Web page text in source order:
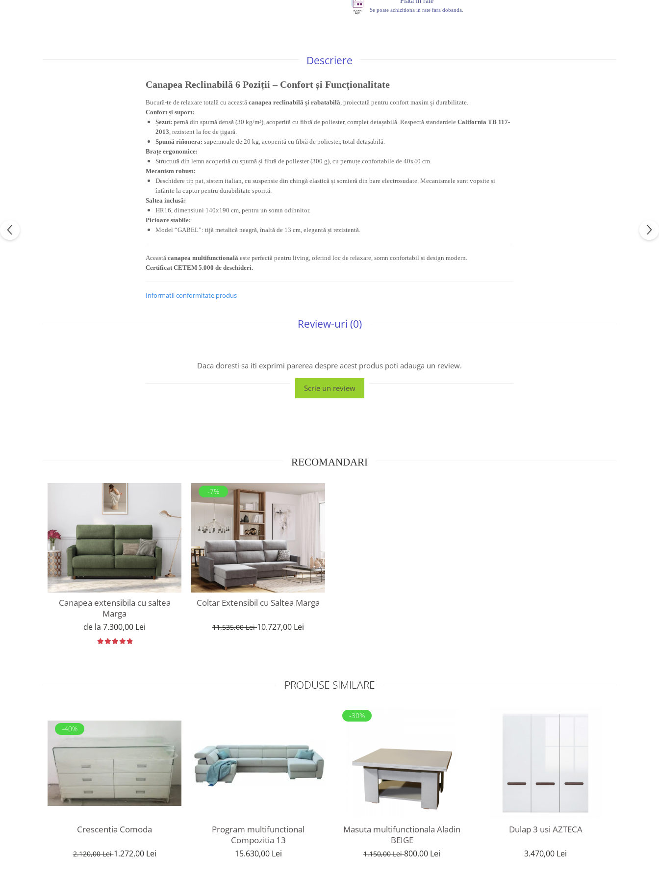
Se poate achizitiona in rate fara dobanda.
Descriere
Canapea Reclinabilă 6 Poziții – Confort și Funcționalitate
Bucură-te de relaxare totală cu această canapea reclinabilă și rabatabilă, proiectată pentru confort maxim și durabilitate.
Confort și suport:
Șezut: pernă din spumă densă (30 kg/m³), acoperită cu fibră de poliester, complet detașabilă. Respectă standardele California TB 117-
2013, rezistent la foc de țigară.
Spumă riñonera: supermoale de 20 kg, acoperită cu fibră de poliester, total detașabilă.
Brațe ergonomice:
Structură din lemn acoperită cu spumă și fibră de poliester (300 g), cu pernuțe confortabile de 40x40 cm.
Mecanism robust:
Deschidere tip pat, sistem italian, cu suspensie din chingă elastică și somieră din bare electrosudate. Mecanismele sunt vopsite și
întărite la cuptor pentru durabilitate sporită.
Saltea inclusă:
HR16, dimensiuni 140x190 cm, pentru un somn odihnitor.
Picioare stabile:
Model “GABEL”: tijă metalică neagră, înaltă de 13 cm, elegantă și rezistentă.
Această canapea multifunctională este perfectă pentru living, oferind loc de relaxare, somn confortabil și design modern.
Certificat CETEM 5.000 de deschideri.
Informatii conformitate produs
Review-uri (0)
Daca doresti sa iti exprimi parerea despre acest produs poti adauga un review.
Scrie un review
RECOMANDARI
Canapea extensibila cu saltea
Marga
de la 7.300,00 Lei
-7%
Coltar Extensibil cu Saltea Marga
11.535,00 Lei10.727,00 Lei
PRODUSE SIMILARE
-40%
Crescentia Comoda
2.120,00 Lei1.272,00 Lei
Program multifunctional
Compozitia 13
15.630,00 Lei
-30%
Masuta multifunctionala Aladin
BEIGE
1.150,00 Lei800,00 Lei
Dulap 3 usi AZTECA
3.470,00 Lei